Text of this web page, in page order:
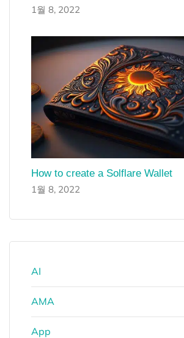
1월 8, 2022
How to create a Solflare Wallet
1월 8, 2022
AI
AMA
App